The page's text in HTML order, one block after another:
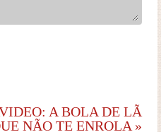
A BOLA DE LÃ
NÃO TE ENROLA »